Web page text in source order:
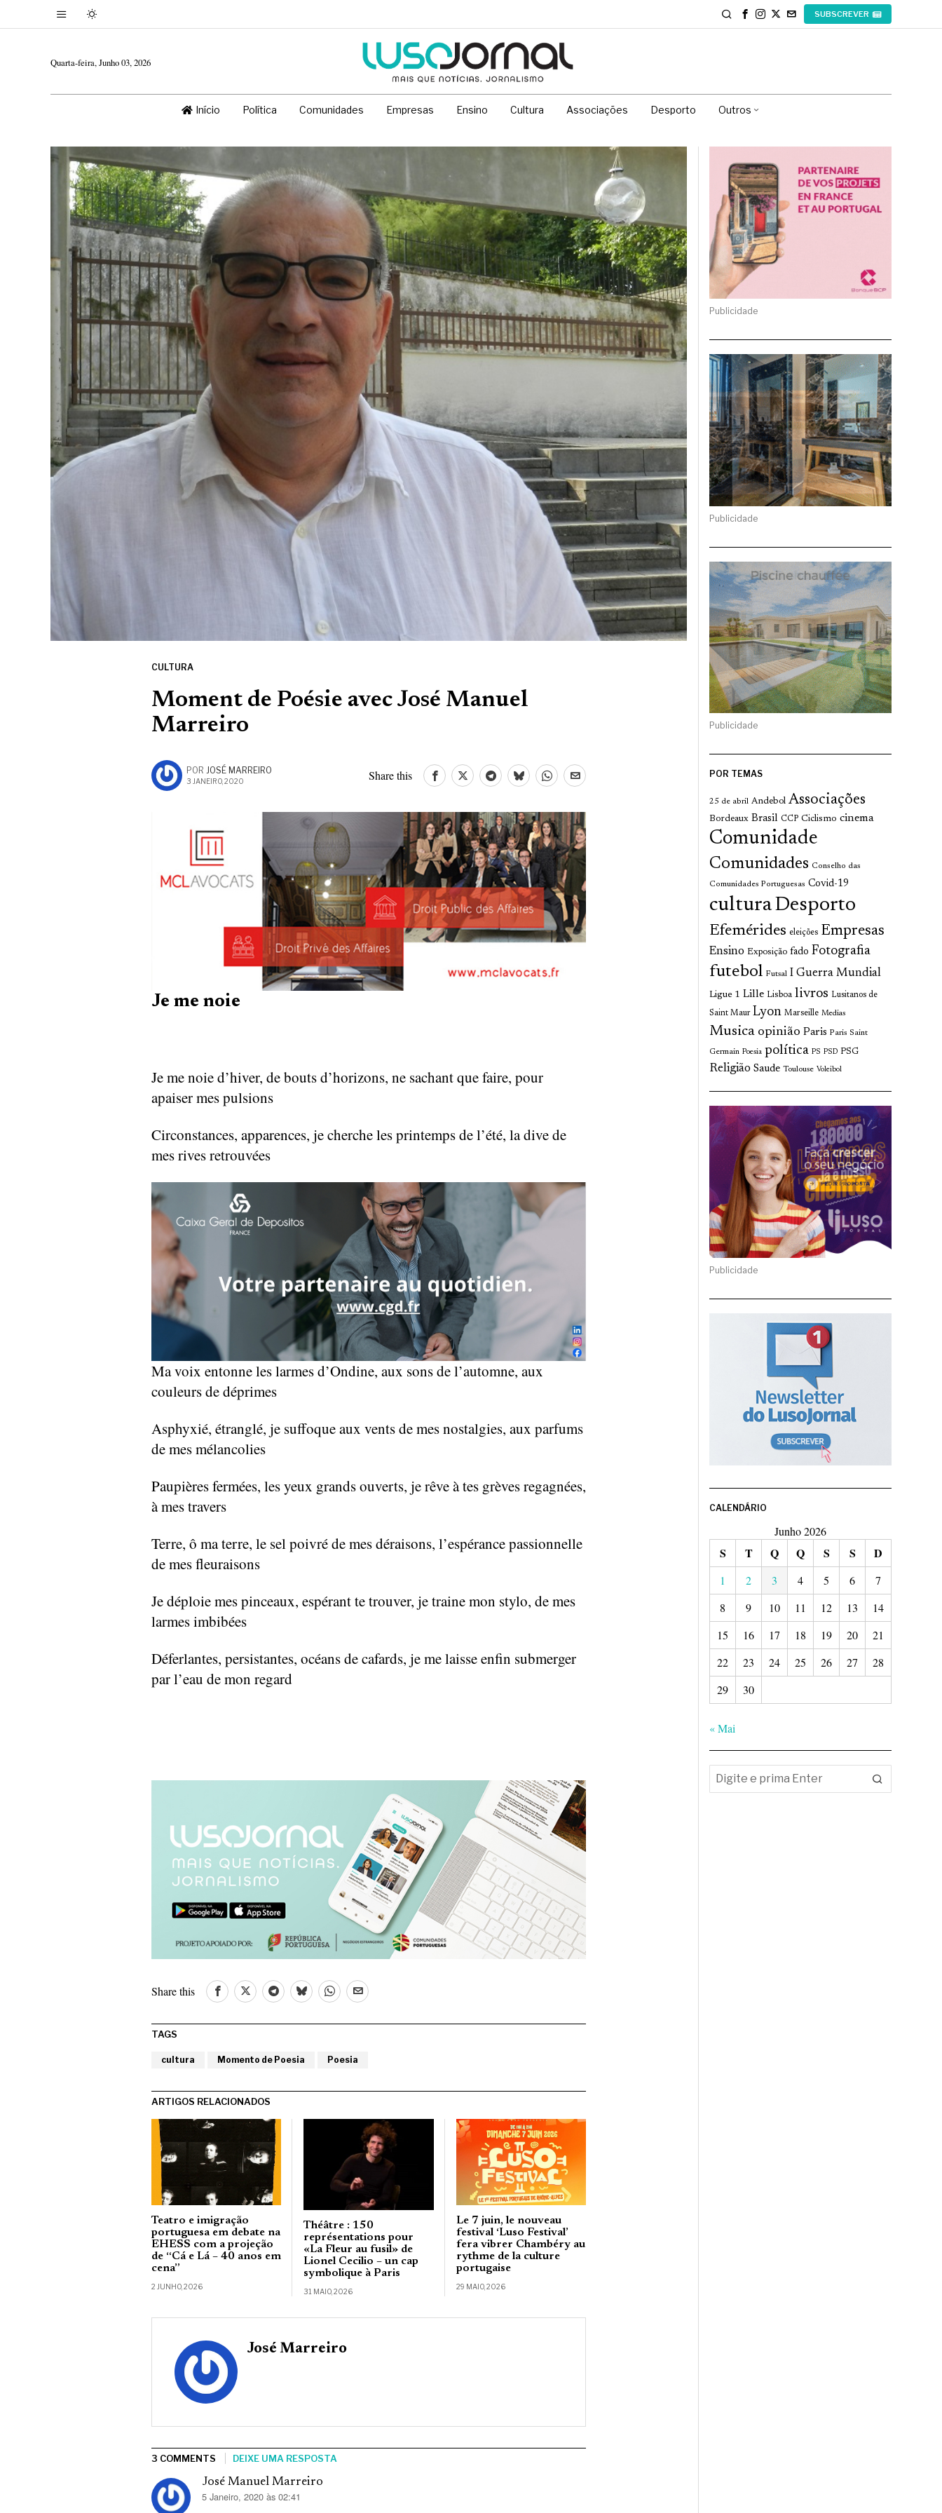
SUBSCREVER
Quarta-feira, Junho 03, 2026
Início Política Comunidades Empresas Ensino Cultura Associações Desporto Outros
CULTURA
Moment de Poésie avec José Manuel
Marreiro
POR JOSÉ MARREIRO
3 JANEIRO, 2020 Share this
Je me noie
Je me noie d’hiver, de bouts d’horizons, ne sachant que faire, pour
apaiser mes pulsions
Circonstances, apparences, je cherche les printemps de l’été, la dive de
mes rives retrouvées
Ma voix entonne les larmes d’Ondine, aux sons de l’automne, aux
couleurs de déprimes
Asphyxié, étranglé, je suffoque aux vents de mes nostalgies, aux parfums
de mes mélancolies
Paupières fermées, les yeux grands ouverts, je rêve à tes grèves regagnées,
à mes travers
Terre, ô ma terre, le sel poivré de mes déraisons, l’espérance passionnelle
de mes fleuraisons
Je déploie mes pinceaux, espérant te trouver, je traine mon stylo, de mes
larmes imbibées
Déferlantes, persistantes, océans de cafards, je me laisse enfin submerger
par l’eau de mon regard
Share this
TAGS
cultura Momento de Poesia Poesia
ARTIGOS RELACIONADOS
Teatro e imigração
portuguesa em debate na
EHESS com a projeção
de “Cá e Lá – 40 anos em
cena”
2 JUNHO, 2026
Théâtre : 150
représentations pour
«La Fleur au fusil» de
Lionel Cecilio – un cap
symbolique à Paris
31 MAIO, 2026
Le 7 juin, le nouveau
festival ‘Luso Festival’
fera vibrer Chambéry au
rythme de la culture
portugaise
29 MAIO, 2026
José Marreiro
3 COMMENTS DEIXE UMA RESPOSTA
José Manuel Marreiro
diz:
5 Janeiro, 2020 às 02:41
Publicidade
Publicidade
Publicidade
POR TEMAS
25 de abril Andebol Associações
Bordeaux Brasil CCP Ciclismo cinema
Comunidade
Comunidades Conselho das
Comunidades Portuguesas Covid-19
culturaDesporto
Efemérides eleições Empresas
Ensino Exposição fado Fotografia
futebol Futsal I Guerra Mundial
Ligue 1 Lille Lisboa livros Lusitanos de
Saint Maur Lyon Marseille Medias
Musica opinião Paris Paris Saint
Germain Poesia política PS PSD PSG
Religião Saude Toulouse Voleibol
Publicidade
CALENDÁRIO
Junho 2026
S T Q Q S S D
1 2 3 4 5 6
7
8
9 10 11 12 13
14
15
16 17 18 19 20
21
22
23 24 25 26 27
28
29
30
« Mai